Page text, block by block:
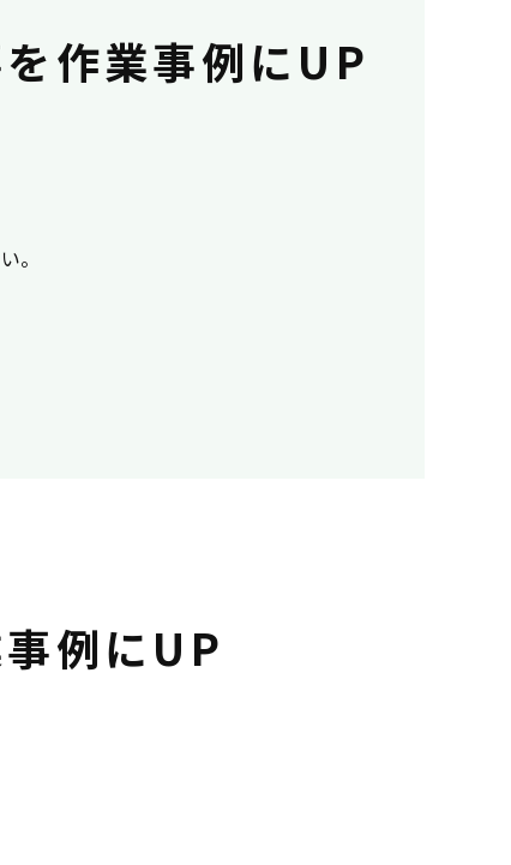
作業事例にUP
。
例にUP